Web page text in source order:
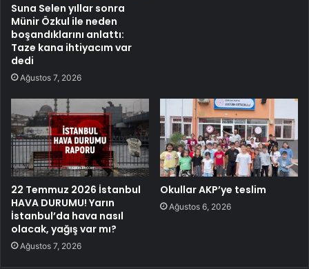
Suna Selen yıllar sonra
Münir Özkul ile neden
boşandıklarını anlattı:
Taze kana ihtiyacım var
dedi
Ağustos 7, 2026
22 Temmuz 2026 İstanbul
HAVA DURUMU! Yarın
İstanbul’da hava nasıl
olacak, yağış var mı?
Ağustos 7, 2026
Okullar AKP’ye teslim
Ağustos 6, 2026